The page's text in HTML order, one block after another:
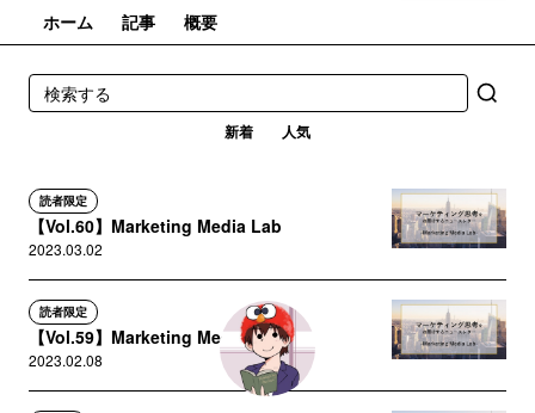
不定期で、マーケティングに特化した記事も配信します。お気
軽にご登録ください。
ホーム
記事 概要
新着 人気
読者限定
【Vol.60】Marketing Media Lab
2023.03.02
読者限定
【Vol.59】Marketing Medi Lab
2023.02.08